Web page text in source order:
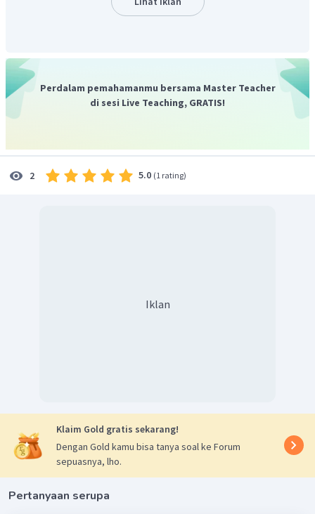
Perdalam pemahamanmu bersama Master Teacher
di sesi Live Teaching, GRATIS!
2 5.0 (1 rating)
Iklan
Klaim Gold gratis sekarang!
Dengan Gold kamu bisa tanya soal ke Forum
sepuasnya, lho.
Pertanyaan serupa